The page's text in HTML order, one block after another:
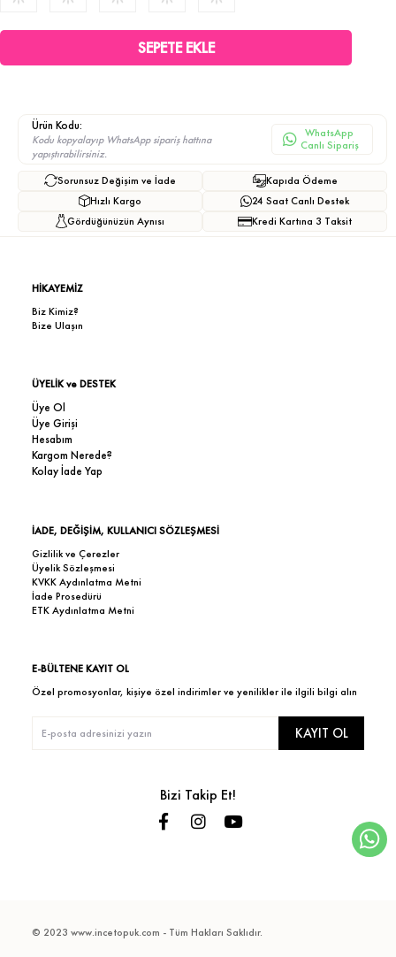
Ürün Kodu:
Kodu kopyalayıp WhatsApp sipariş hattına
yapıştırabilirsiniz.
WhatsApp
Canlı Sipariş
Sorunsuz Değişim ve İade
Hızlı Kargo
Gördüğünüzün Aynısı
Kapıda Ödeme
24 Saat Canlı Destek
Kredi Kartına 3 Taksit
HİKAYEMİZ
Biz Kimiz?
Bize Ulaşın
ÜYELİK ve DESTEK
Üye Ol
Üye Girişi
Hesabım
Kargom Nerede?
Kolay İade Yap
İADE, DEĞİŞİM, KULLANICI SÖZLEŞMESİ
Gizlilik ve Çerezler
Üyelik Sözleşmesi
KVKK Aydınlatma Metni
İade Prosedürü
ETK Aydınlatma Metni
E-BÜLTENE KAYIT OL
Özel promosyonlar, kişiye özel indirimler ve yenilikler ile ilgili bilgi alın
KAYIT OL
Bizi Takip Et!
© 2023 www.incetopuk.com - Tüm Hakları Saklıdır.